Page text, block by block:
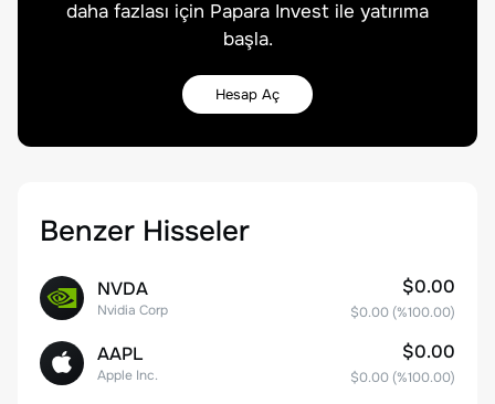
daha fazlası için Papara Invest ile yatırıma
başla.
Hesap Aç
Benzer Hisseler
NVDA
Nvidia Corp
$0.00
$0.00 (%100.00)
AAPL
Apple Inc.
$0.00
$0.00 (%100.00)